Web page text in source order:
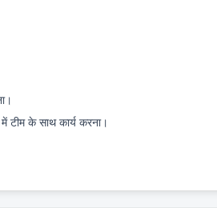
के साथ कार्य करना।